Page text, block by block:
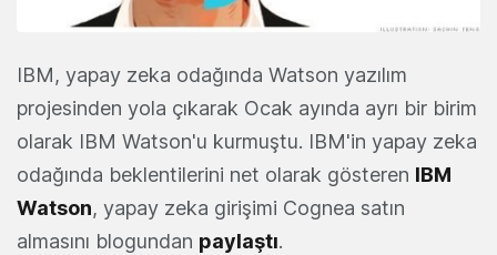
IBM, yapay zeka odağında Watson yazılım
projesinden yola çıkarak Ocak ayında ayrı bir birim
olarak IBM Watson'u kurmuştu. IBM'in yapay zeka
odağında beklentilerini net olarak gösteren IBM
Watson, yapay zeka girişimi Cognea satın
almasını blogundan paylaştı.